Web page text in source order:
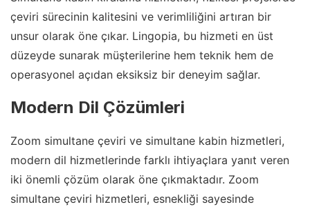
çeviri sürecinin kalitesini ve verimliliğini artıran bir
unsur olarak öne çıkar. Lingopia, bu hizmeti en üst
düzeyde sunarak müşterilerine hem teknik hem de
operasyonel açıdan eksiksiz bir deneyim sağlar.
Modern Dil Çözümleri
Zoom simultane çeviri ve simultane kabin hizmetleri,
modern dil hizmetlerinde farklı ihtiyaçlara yanıt veren
iki önemli çözüm olarak öne çıkmaktadır. Zoom
simultane çeviri hizmetleri, esnekliği sayesinde